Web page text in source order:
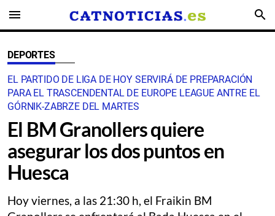
menu search
DEPORTES
EL PARTIDO DE LIGA DE HOY SERVIRÁ DE PREPARACIÓN
PARA EL TRASCENDENTAL DE EUROPE LEAGUE ANTRE EL
GÓRNIK-ZABRZE DEL MARTES
El BM Granollers quiere
asegurar los dos puntos en
Huesca
Hoy viernes, a las 21:30 h, el Fraikin BM